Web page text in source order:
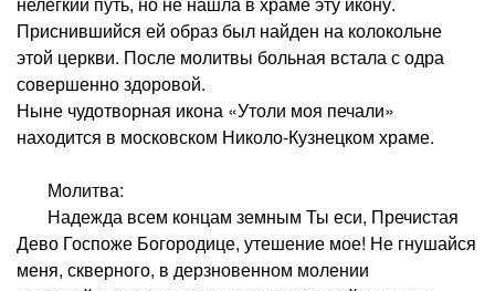
Приснившийся ей образ был найден на колокольне
этой церкви. После молитвы больная встала с одра
совершенно здоровой.
Ныне чудотворная икона «Утоли моя печали»
находится в московском Николо-Кузнецком храме.
Молитва:
Надежда всем концам земным Ты еси, Пречистая
Дево Госпоже Богородице, утешение мое! Не гнушайся
меня, скверного, в дерзновенном молении